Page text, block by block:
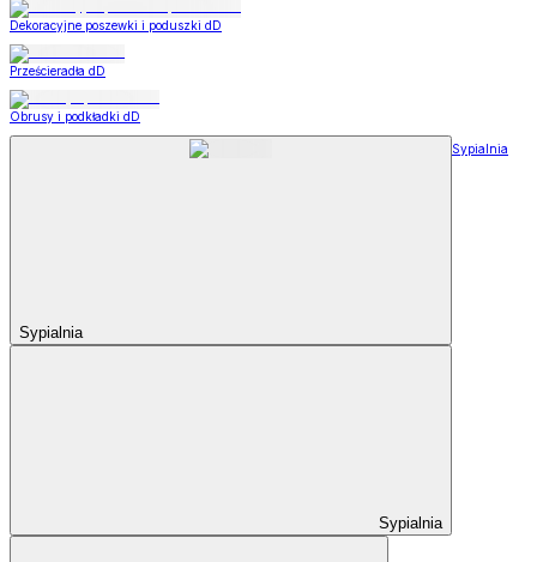
Dekoracyjne poszewki i poduszki dD
Prześcieradła dD
Obrusy i podkładki dD
Sypialnia
Sypialnia
Sypialnia